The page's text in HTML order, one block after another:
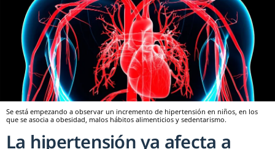
Se está empezando a observar un incremento de hipertensión en niños, en los
que se asocia a obesidad, malos hábitos alimenticios y sedentarismo.
La hipertensión ya afecta a